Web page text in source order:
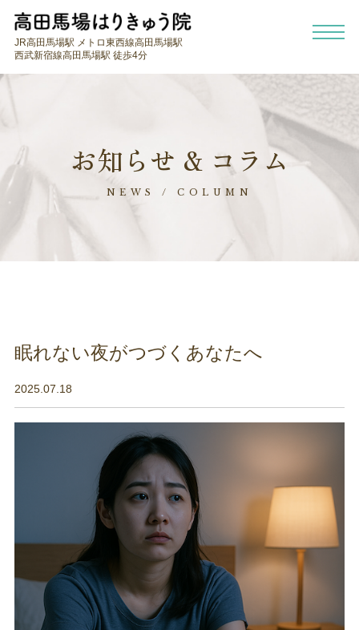
JR高田馬場駅 メトロ東西線高田馬場駅
西武新宿線高田馬場駅 徒歩4分
お知らせ & コラム
NEWS / COLUMN
眠れない夜がつづくあなたへ
2025.07.18